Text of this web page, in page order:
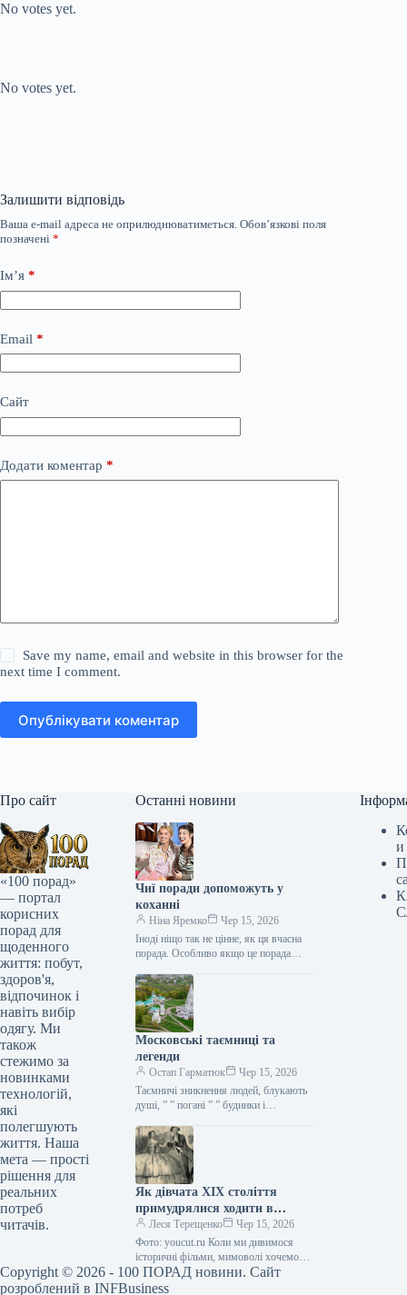
No votes yet.
No votes yet.
Залишити відповідь
Ваша e-mail адреса не оприлюднюватиметься. Обов’язкові поля
позначені *
Ім’я *
Email *
Сайт
Додати коментар *
Save my name, email and website in this browser for the
next time I comment.
Опублікувати коментар
Про сайт
«100 порад»
— портал
корисних
порад для
щоденного
життя: побут,
здоров'я,
відпочинок і
навіть вибір
одягу. Ми
також
стежимо за
новинками
технологій,
які
полегшують
життя. Наша
мета — прості
рішення для
реальних
потреб
читачів.
Останні новини
Чиї поради допоможуть у
коханні
Ніна Яремко
Чер 15, 2026
Іноді ніщо так не цінне, як ця вчасна
порада. Особливо якщо це порада
косметолога, тренера, стиліста…
Московські таємниці та
легенди
Остап Гарматюк
Чер 15, 2026
Таємничі зникнення людей, блукають
душі, ” ” погані ” ” будинки і
Щоб…
Як дівчата XIX століття
примудрялися ходити в
туалет у спідницях
крінолінових без сторонньої
допомоги
Леся Терещенко
Чер 15, 2026
Фото: youcut.ru Коли ми дивимося
історичні фільми, мимоволі хочемо
опинитися там: світські бесіди,
вишукані манери, розкішні бали,
и
Copyright © 2026 - 100 ПОРАД новини. Сайт
розроблений в INFBusiness